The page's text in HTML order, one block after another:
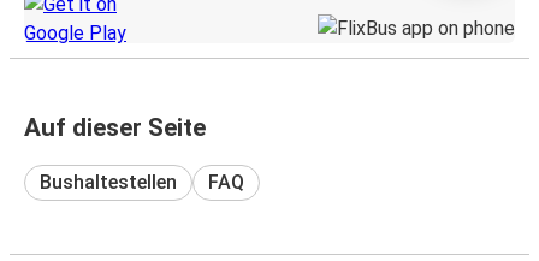
Auf dieser Seite
Bushaltestellen FAQ